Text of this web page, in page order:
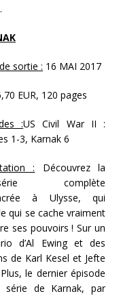
sortie : 16 MAI 2017
EUR, 120 pages
:US Civil War II :
1-3, Karnak 6
: Découvrez la
série complète
à Ulysse, qui
qui se cache vraiment
ses pouvoirs ! Sur un
d’Al Ewing et des
de Karl Kesel et Jefte
le dernier épisode
série de Karnak, par